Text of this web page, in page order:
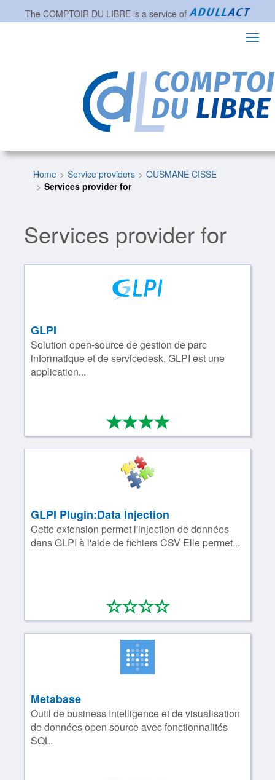
The COMPTOIR DU LIBREis a service of
Home Service providers
OUSMANE CISSE
Services provider for
Services provider for
GLPI
Solution open-­source de gestion de parc
informatique et de servicedesk, GLPI est une
application...
****
4/4
GLPI Plugin:Data Injection
Cette extension permet l'injection de données
dans GLPI à l'aide de fichiers CSV Elle permet...
****
0/4
Metabase
Outil de business Intelligence et de visualisation
de données open source avec fonctionnalités
SQL.